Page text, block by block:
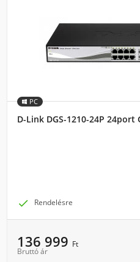
PC
D-Link DGS-1210-24P 24port
 Rendelésre
136 999 Ft
Bruttó ár